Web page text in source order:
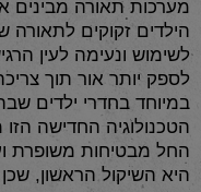
מערכות תאורה מבינים
הילדים זקוקים
לשימוש ונעימה לעין
לספק יותר אור תוך
במיוחד בחדרי ילדים
הטכנולוגיה החדישה
החל מבטיחות משופרת
היא השיקול הראשון, שכן